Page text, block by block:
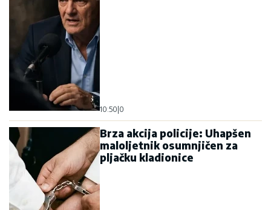
10:50 0
Brza akcija policije: Uhapšen
maloljetnik osumnjičen za
pljačku kladionice